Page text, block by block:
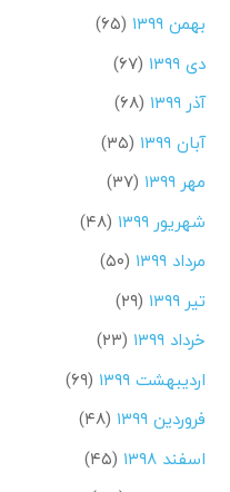
بهمن ۱۳۹۹
(۶۵)
دی ۱۳۹۹
(۶۷)
آذر ۱۳۹۹
(۶۸)
آبان ۱۳۹۹
(۳۵)
مهر ۱۳۹۹
(۳۷)
شهریور ۱۳۹۹
(۴۸)
مرداد ۱۳۹۹
(۵۰)
تیر ۱۳۹۹
(۲۹)
خرداد ۱۳۹۹
(۲۳)
اردیبهشت ۱۳۹۹
(۶۹)
فروردین ۱۳۹۹
(۴۸)
اسفند ۱۳۹۸
(۴۵)